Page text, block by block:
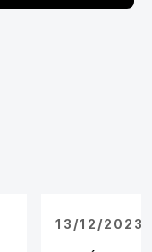
13/12/2023